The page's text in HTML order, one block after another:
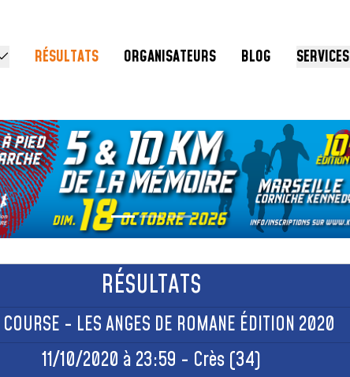
RÉSULTATS ORGANISATEURS BLOG SERVICES
RÉSULTATS
- LES ANGES DE ROMANE ÉDITION 2020
11/10/2020 à 23:59 - Crès (34)